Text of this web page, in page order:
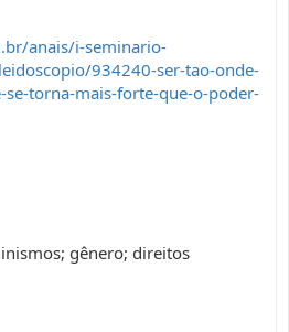
anais/i-seminario-
934240-ser-tao-onde-
torna-mais-forte-que-o-poder-
gênero; direitos